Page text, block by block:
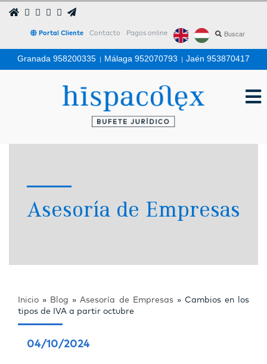
Portal Cliente Contacto Pagos online
Granada 958200335 | Málaga 952070793 | Jaén 953870417
Asesoría de Empresas
Inicio » Blog »Asesoría de Empresas» Cambios en los
tipos de IVA a partir octubre
04/10/2024